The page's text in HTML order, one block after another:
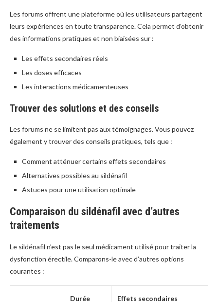
Les forums offrent une plateforme où les utilisateurs partagent
leurs expériences en toute transparence. Cela permet d’obtenir
des informations pratiques et non biaisées sur :
Les effets secondaires réels
Les doses efficaces
Les interactions médicamenteuses
Trouver des solutions et des conseils
Les forums ne se limitent pas aux témoignages. Vous pouvez
également y trouver des conseils pratiques, tels que :
Comment atténuer certains effets secondaires
Alternatives possibles au sildénafil
Astuces pour une utilisation optimale
Comparaison du sildénafil avec d’autres
traitements
Le sildénafil n’est pas le seul médicament utilisé pour traiter la
dysfonction érectile. Comparons-le avec d’autres options
courantes :
Durée Effets secondaires